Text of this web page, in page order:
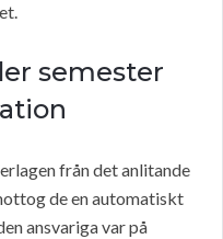
semester
från det anlitande
de en automatiskt
ansvariga var på